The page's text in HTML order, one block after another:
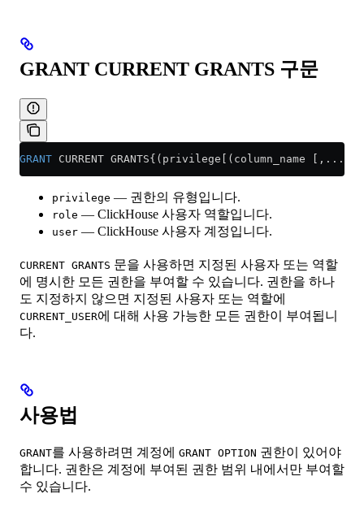
GRANT CURRENT GRANTS 구문
GRANT CURRENT GRANTS{(privilege[(column_name
privilege — 권한의 유형입니다.
role — ClickHouse 사용자 역할입니다.
user — ClickHouse 사용자 계정입니다.
CURRENT GRANTS 문을 사용하면 지정된 사용자 또는 역할
에 명시한 모든 권한을 부여할 수 있습니다. 권한을 하나
도 지정하지 않으면 지정된 사용자 또는 역할에
CURRENT_USER에 대해 사용 가능한 모든 권한이 부여됩니
다.
사용법
GRANT를 사용하려면 계정에 GRANT OPTION 권한이 있어야
합니다. 권한은 계정에 부여된 권한 범위 내에서만 부여할
수 있습니다.